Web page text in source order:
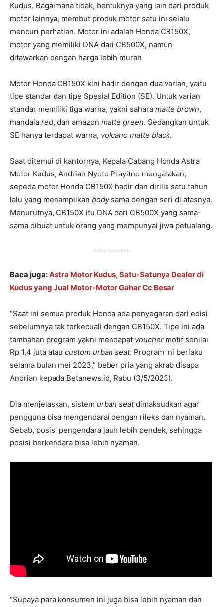
Kudus. Bagaimana tidak, bentuknya yang lain dari produk
motor lainnya, membut produk motor satu ini selalu
mencuri perhatian. Motor ini adalah Honda CB150X,
motor yang memiliki DNA dari CB500X, namun
ditawarkan dengan harga lebih murah
Motor Honda CB150X kini hadir dengan dua varian, yaitu
tipe standar dan tipe Spesial Edition (SE). Untuk varian
standar memiliki tiga warna, yakni sahara matte brown,
mandala red, dan amazon matte green. Sedangkan untuk
SE hanya terdapat warna, volcano matte black.
Saat ditemui di kantornya, Kepala Cabang Honda Astra
Motor Kudus, Andrian Nyoto Prayitno mengatakan,
sepeda motor Honda CB150X hadir dan dirilis satu tahun
lalu yang menampilkan body sama dengan seri di atasnya.
Menurutnya, CB150X itu DNA dari CB500X yang sama-
sama dibuat untuk orang yang mempunyai jiwa petualang.
-Advertisement-
Baca juga:Astra Motor Kudus, Satu-Satunya Dealer di
Kudus yang Jual Motor-Motor Gahar Cc Besar
“Saat ini semua produk Honda ada penyegaran dari edisi
sebelumnya tak terkecuali dengan CB150X. Tipe ini ada
tambahan program yakni mendapat voucher motif senilai
Rp 1,4 juta atau custom urban seat. Program ini berlaku
selama bulan mei 2023,” beber pria yang akrab disapa
Andrian kepada Betanews.id, Rabu (3/5/2023).
Dia menjelaskan, sistem urban seatdimaksudkan agar
pengguna bisa mengendarai dengan rileks dan nyaman.
Sebab, posisi pengendara jauh lebih pendek, sehingga
posisi berkendara bisa lebih nyaman.
“Supaya para konsumen ini juga bisa lebih nyaman dan